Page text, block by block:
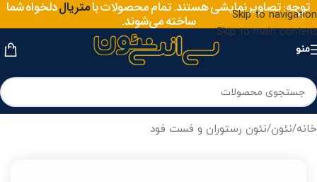
Skip to navigation
Skip to main content
توجه: تصاویر نمایشی هستند. تمام محصولات باسایزمتریال
دلخواه شما
ساخته می‌شوند.
منو
خانه/نئون/نئون رستوران و فست فود